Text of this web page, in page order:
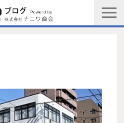
マガ登録
規登録申込み
新規登録申込み